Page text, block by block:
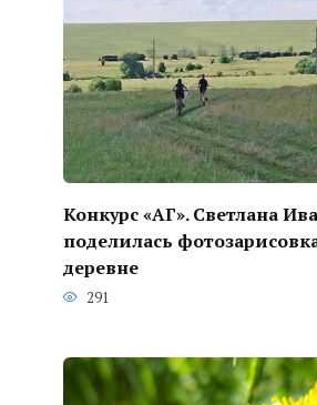
Конкурс «АГ». Светлана
поделилась
деревне
291